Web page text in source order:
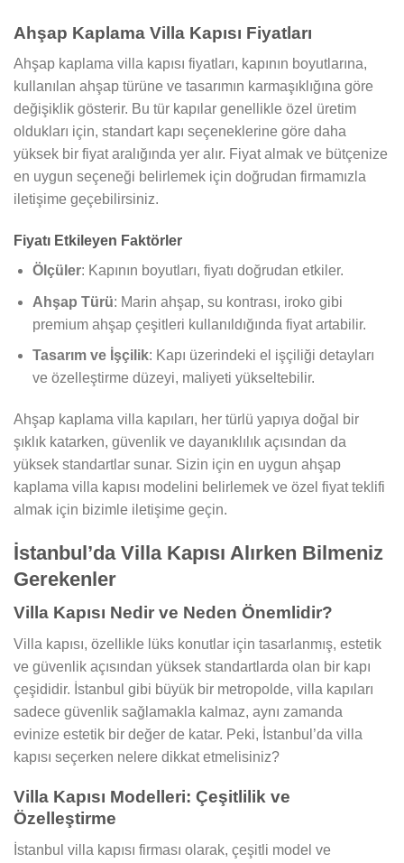
Ahşap Kaplama Villa Kapısı Fiyatları
Ahşap kaplama villa kapısı fiyatları, kapının boyutlarına,
kullanılan ahşap türüne ve tasarımın karmaşıklığına göre
değişiklik gösterir. Bu tür kapılar genellikle özel üretim
oldukları için, standart kapı seçeneklerine göre daha
yüksek bir fiyat aralığında yer alır. Fiyat almak ve bütçenize
en uygun seçeneği belirlemek için doğrudan firmamızla
iletişime geçebilirsiniz.
Fiyatı Etkileyen Faktörler
Ölçüler: Kapının boyutları, fiyatı doğrudan etkiler.
Ahşap Türü: Marin ahşap, su kontrası, iroko gibi
premium ahşap çeşitleri kullanıldığında fiyat artabilir.
Tasarım ve İşçilik: Kapı üzerindeki el işçiliği detayları
ve özelleştirme düzeyi, maliyeti yükseltebilir.
Ahşap kaplama villa kapıları, her türlü yapıya doğal bir
şıklık katarken, güvenlik ve dayanıklılık açısından da
yüksek standartlar sunar. Sizin için en uygun ahşap
kaplama villa kapısı modelini belirlemek ve özel fiyat teklifi
almak için bizimle iletişime geçin.
İstanbul’da Villa Kapısı Alırken Bilmeniz
Gerekenler
Villa Kapısı Nedir ve Neden Önemlidir?
Villa kapısı, özellikle lüks konutlar için tasarlanmış, estetik
ve güvenlik açısından yüksek standartlarda olan bir kapı
çeşididir. İstanbul gibi büyük bir metropolde, villa kapıları
sadece güvenlik sağlamakla kalmaz, aynı zamanda
evinize estetik bir değer de katar. Peki, İstanbul’da villa
kapısı seçerken nelere dikkat etmelisiniz?
Villa Kapısı Modelleri: Çeşitlilik ve
Özelleştirme
İstanbul villa kapısı firması olarak, çeşitli model ve